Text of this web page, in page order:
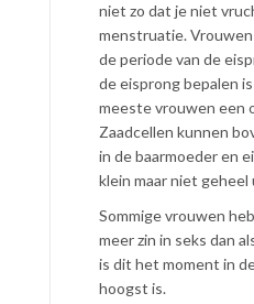
niet zo dat je niet
menstruatie.
de periode van de
de eisprong bepalen
meeste vrouwen een
Zaadcellen kunnen
in de baarmoeder en
klein maar niet
Sommige vrouwen
meer zin in seks dan
is dit het moment in
hoogst is.